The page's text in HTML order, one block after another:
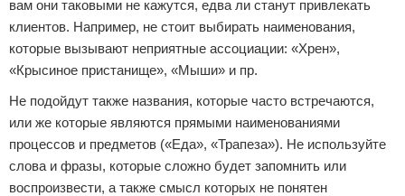
вам они таковыми не кажутся, едва ли станут привлекать
клиентов. Например, не стоит выбирать наименования,
которые вызывают неприятные ассоциации: «Хрен»,
«Крысиное пристанище», «Мыши» и пр.
Не подойдут также названия, которые часто встречаются,
или же которые являются прямыми наименованиями
процессов и предметов («Еда», «Трапеза»). Не используйте
слова и фразы, которые сложно будет запомнить или
воспроизвести, а также смысл которых не понятен